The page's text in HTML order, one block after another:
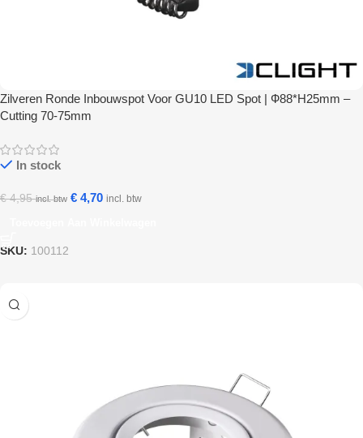
Zilveren Ronde Inbouwspot Voor GU10 LED Spot | Ф88*H25mm –
Cutting 70-75mm
In stock
€4,95 incl. btw € 4,70 incl. btw
SKU: 100112